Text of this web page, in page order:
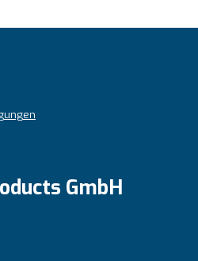
GmbH